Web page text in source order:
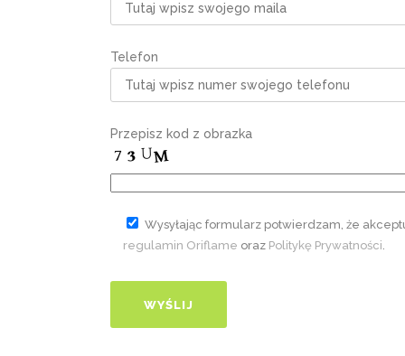
Telefon
Przepisz kod z obrazka
Wysyłając formularz potwierdzam, że
regulamin Oriflame oraz Politykę Prywatności.